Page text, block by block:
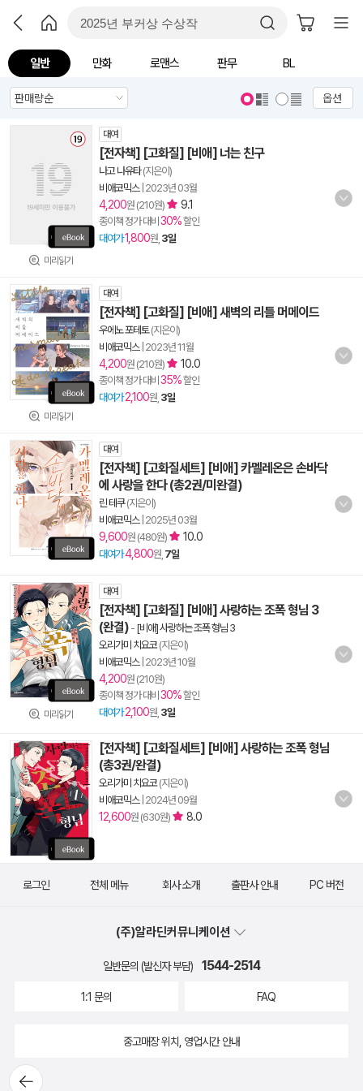
일반 만화 로맨스 판무 BL
옵션
미리읽기
대여
[전자책] [고화질] [비애] 너는 친구
나고 나유타(지은이)
비애코믹스| 2023년 03월
4,200원 (210원) 9.1
종이책 정가 대비 30%할인
대여가1,800원, 3일
미리읽기
대여
[전자책] [고화질] [비애] 새벽의 리틀 머메이드
우에노 포테토(지은이)
비애코믹스| 2023년 11월
4,200원 (210원) 10.0
종이책 정가 대비 35%할인
대여가 2,100원, 3일
대여
[전자책] [고화질세트] [비애] 카멜레온은 손바닥
에 사랑을 한다 (총2권/미완결)
린 테쿠(지은이)
비애코믹스| 2025년 03월
9,600원 (480원) 10.0
대여가4,800원, 7일
미리읽기
대여
[전자책] [고화질] [비애] 사랑하는 조폭 형님 3
(완결) - [비애] 사랑하는 조폭 형님 3
오리가미 치요코(지은이)
비애코믹스| 2023년 10월
4,200원 (210원)
종이책 정가 대비 30%할인
대여가 2,100원, 3일
[전자책] [고화질세트] [비애] 사랑하는 조폭 형님
(총3권/완결)
오리가미 치요코(지은이)
비애코믹스| 2024년 09월
12,600원 (630원) 8.0
뒤로가
로그인 전체 메뉴 회사 소개 출판사 안내 PC 버전
(주)알라딘커뮤니케이션
일반문의 (발신자 부담) 1544-2514
1:1 문의 FAQ
중고매장 위치, 영업시간 안내